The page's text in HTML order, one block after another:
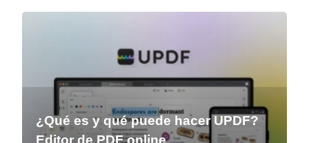
¿Qué es y qué puede hacer UPDF?
Editor de PDF online